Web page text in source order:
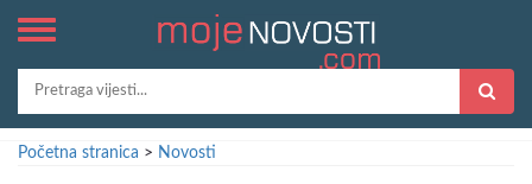
Početna stranica > Novosti